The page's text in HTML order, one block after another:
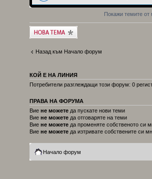
Покажи темите от
Публикувай нова
тема
Назад към Начало форум
КОЙ Е НА ЛИНИЯ
Потребители разглеждащи този форум: 0
ПРАВА НА ФОРУМА
Вие не можете да пускате нови теми
Вие не можете да отговаряте на теми
Вие не можете да променяте собственото си
Вие не можете да изтривате собствените си
Начало форум